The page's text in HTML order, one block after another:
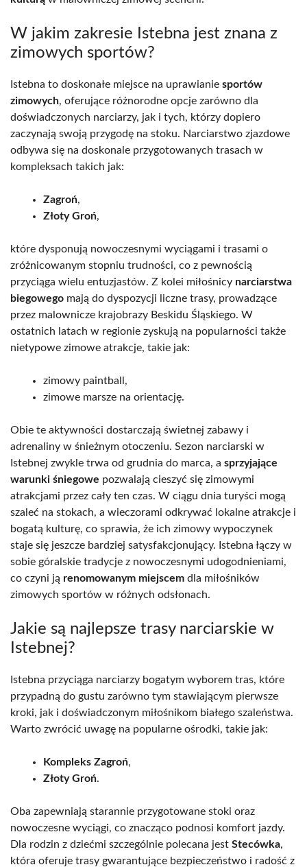
W jakim zakresie Istebna jest znana z
zimowych sportów?
Istebna to doskonałe miejsce na uprawianie sportów
zimowych, oferujące różnorodne opcje zarówno dla
doświadczonych narciarzy, jak i tych, którzy dopiero
zaczynają swoją przygodę na stoku. Narciarstwo zjazdowe
odbywa się na doskonale przygotowanych trasach w
kompleksach takich jak:
Zagroń,
Złoty Groń,
które dysponują nowoczesnymi wyciągami i trasami o
zróżnicowanym stopniu trudności, co z pewnością
przyciąga wielu entuzjastów. Z kolei miłośnicy narciarstwa
biegowego mają do dyspozycji liczne trasy, prowadzące
przez malownicze krajobrazy Beskidu Śląskiego. W
ostatnich latach w regionie zyskują na popularności także
nietypowe zimowe atrakcje, takie jak:
zimowy paintball,
zimowe marsze na orientację.
Obie te aktywności dostarczają świetnej zabawy i
adrenaliny w śnieżnym otoczeniu. Sezon narciarski w
Istebnej zwykle trwa od grudnia do marca, a sprzyjające
warunki śniegowe pozwalają cieszyć się zimowymi
atrakcjami przez cały ten czas. W ciągu dnia turyści mogą
szaleć na stokach, a wieczorami odkrywać lokalne atrakcje i
bogatą kulturę, co sprawia, że ich zimowy wypoczynek
staje się jeszcze bardziej satysfakcjonujący. Istebna łączy w
sobie góralskie tradycje z nowoczesnymi udogodnieniami,
co czyni ją renomowanym miejscem dla miłośników
zimowych sportów w różnych odsłonach.
Jakie są najlepsze trasy narciarskie w
Istebnej?
Istebna przyciąga narciarzy bogatym wyborem tras, które
przypadną do gustu zarówno tym stawiającym pierwsze
kroki, jak i doświadczonym miłośnikom białego szaleństwa.
Warto zwrócić uwagę na popularne ośrodki, takie jak:
Kompleks Zagroń,
Złoty Groń.
Oba zapewniają starannie przygotowane stoki oraz
nowoczesne wyciągi, co znacząco podnosi komfort jazdy.
Dla rodzin z dziećmi szczególnie polecana jest Stecówka,
która oferuje trasy gwarantujące bezpieczeństwo i radość z